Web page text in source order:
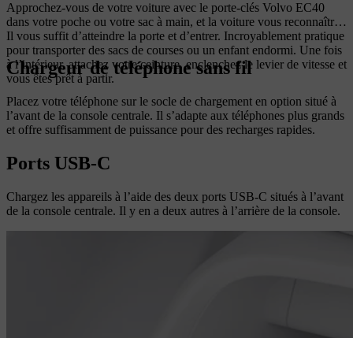
Approchez-vous de votre voiture avec le porte-clés Volvo EC40
dans votre poche ou votre sac à main, et la voiture vous reconnaîtra.
Il vous suffit d’atteindre la porte et d’entrer. Incroyablement pratique
pour transporter des sacs de courses ou un enfant endormi. Une fois
à l’intérieur, attachez votre ceinture, enclenchez le levier de vitesse et
vous êtes prêt à partir.
Chargeur de téléphone sans fil
Placez votre téléphone sur le socle de chargement en option situé à
l’avant de la console centrale. Il s’adapte aux téléphones plus grands
et offre suffisamment de puissance pour des recharges rapides.
Ports USB-C
Chargez les appareils à l’aide des deux ports USB-C situés à l’avant
de la console centrale. Il y en a deux autres à l’arrière de la console.